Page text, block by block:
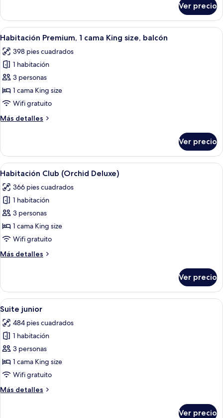
Deluxe
con
2
individuales
Ver precio
Abrir
todas
las
fotos
de
Habitación
Premium,
cama
balcón
Habitación de hotel con una cama
7
Habitación Premium, 1 cama King size, balcón
398 pies cuadrados
1 habitación
3 personas
1 cama King size
Wifi gratuito
Más detalles
Más
Premium,
cama
size,
balcón
Ver precio
Abrir
todas
las
fotos
de
Habitación
Club
Deluxe)
Habitación de hotel con una cama
4
Habitación Club (Orchid Deluxe)
366 pies cuadrados
1 habitación
3 personas
1 cama King size
Wifi gratuito
Más detalles
Más
Club
(Orchid
Deluxe)
Ver precio
Abrir
todas
las
fotos
de
Suite
junior
Habitación de hotel con cama,
4
Suite junior
484 pies cuadrados
1 habitación
3 personas
1 cama King size
Wifi gratuito
Más detalles
Más
Ver precio